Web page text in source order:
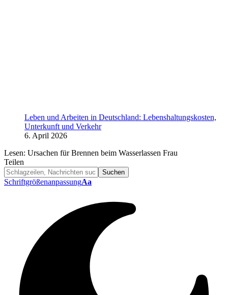
Leben und Arbeiten in Deutschland: Lebenshaltungskosten,
Unterkunft und Verkehr
6. April 2026
Lesen: Ursachen für Brennen beim Wasserlassen Frau
Teilen
SchriftgrößenanpassungAa